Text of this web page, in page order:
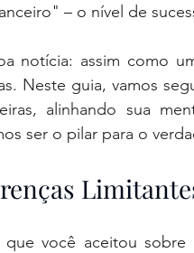
– o nível de
notícia: assim como
Neste guia, vamos
ser o pilar para o
você aceitou sobre